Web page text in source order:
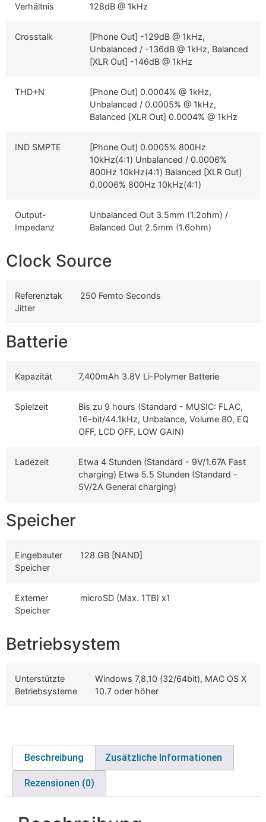
Verhältnis
128dB @ 1kHz
Crosstalk
[Phone Out] -129dB @ 1kHz,
Unbalanced / -136dB @ 1kHz, Balanced
[XLR Out] -146dB @ 1kHz
THD+N
[Phone Out] 0.0004% @ 1kHz,
Unbalanced / 0.0005% @ 1kHz,
Balanced [XLR Out] 0.0004% @ 1kHz
IND SMPTE
[Phone Out] 0.0005% 800Hz
10kHz(4:1) Unbalanced / 0.0006%
800Hz 10kHz(4:1) Balanced [XLR Out]
0.0006% 800Hz 10kHz(4:1)
Output-
Impedanz
Unbalanced Out 3.5mm (1.2ohm) /
Balanced Out 2.5mm (1.6ohm)
Clock Source
Referenztak
Jitter
250 Femto Seconds
Batterie
Kapazität 7,400mAh 3.8V Li-Polymer Batterie
Spielzeit
Bis zu 9 hours (Standard - MUSIC: FLAC,
16-bit/44.1kHz, Unbalance, Volume 80, EQ
OFF, LCD OFF, LOW GAIN)
Ladezeit
Etwa 4 Stunden (Standard - 9V/1.67A Fast
charging) Etwa 5.5 Stunden (Standard -
5V/2A General charging)
Speicher
Eingebauter
Speicher
128 GB [NAND]
Externer
Speicher
microSD (Max. 1TB) x1
Betriebsystem
Unterstützte
Betriebsysteme
Windows 7,8,10 (32/64bit), MAC OS X
10.7 oder höher
Beschreibung Zusätzliche Informationen
Rezensionen (0)